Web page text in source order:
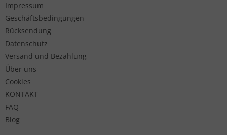
Impressum
Geschäftsbedingungen
Rücksendung
Datenschutz
Versand und Bezahlung
Über uns
Cookies
KONTAKT
FAQ
Blog